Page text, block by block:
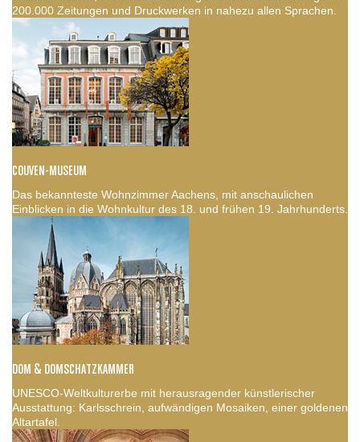
200.000 Zeitungen und Druckwerken in nahezu allen Sprachen.
COUVEN-MUSEUM
Das bekannteste Wohnzimmer Aachens, mit anschaulichen
Einblicken in die Wohnkultur des 18. und frühen 19. Jahrhunderts.
DOM & DOMSCHATZKAMMER
UNESCO-Weltkulturerbe mit herausragender künstlerischer
Ausstattung: Karlsschrein, aufwändigen Mosaiken, einer goldenen
Altartafel.